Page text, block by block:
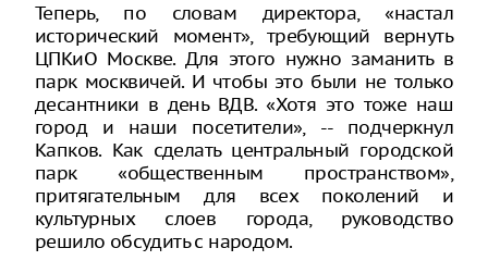
Теперь, по словам директора, «настал
исторический момент», требующий вернуть
ЦПКиО Москве. Для этого нужно заманить в
парк москвичей. И чтобы это были не только
десантники в день ВДВ. «Хотя это тоже наш
город и наши посетители», -- подчеркнул
Капков. Как сделать центральный городской
парк «общественным пространством»,
притягательным для всех поколений и
культурных слоев города, руководство
решило обсудить с народом.